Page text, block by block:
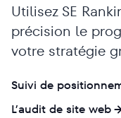
Utilisez SE
précision le
votre stratégie
Suivi de
L’audit de site web